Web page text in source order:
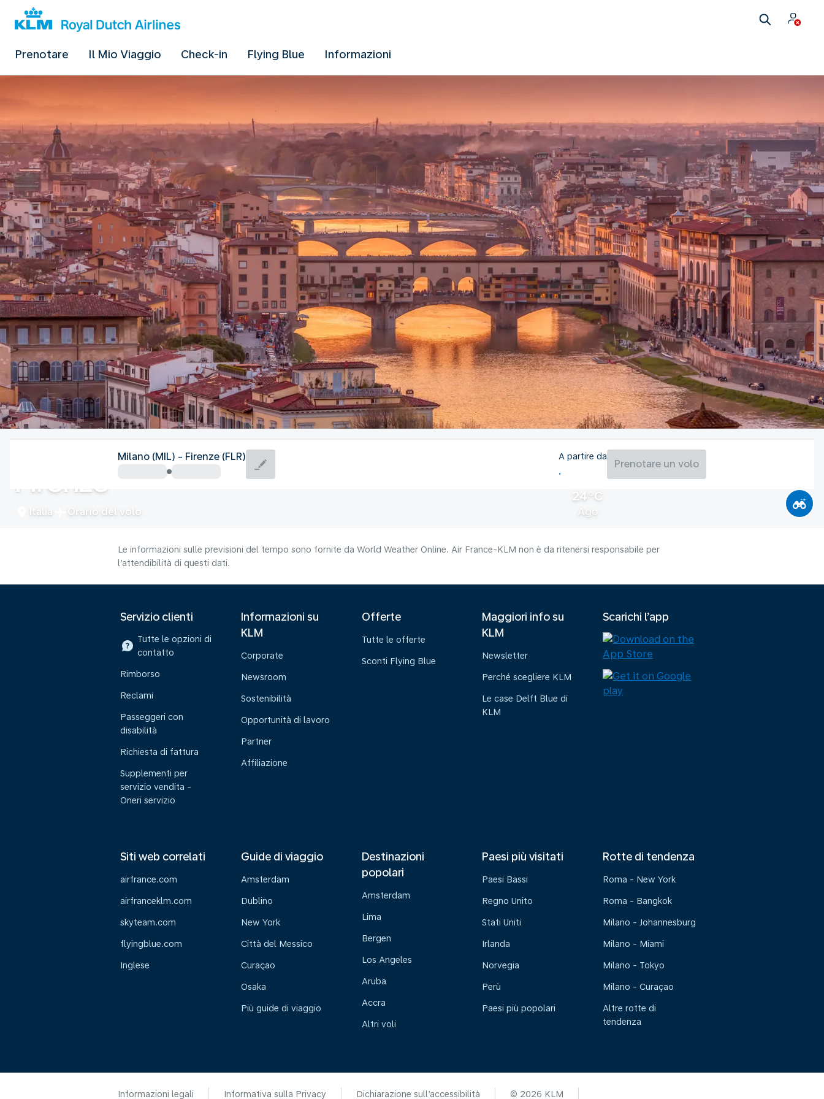
Prenotare Il Mio Viaggio Check-in Flying Blue Informazioni
Firenze
Italia Orario del volo
24°C
Ago
Milano (MIL) - Firenze (FLR) A partire da
Prenotare un volo
Le informazioni sulle previsioni del tempo sono fornite da World Weather Online. Air France-KLM non è da ritenersi responsabile per
l’attendibilità di questi dati.
Servizio clienti
Tutte le opzioni di
contatto
Rimborso
Reclami
Passeggeri con
disabilità
Richiesta di fattura
Supplementi per
servizio vendita -
Oneri servizio
Informazioni su
KLM
Corporate
Newsroom
Sostenibilità
Opportunità di lavoro
Partner
Affiliazione
Offerte
Tutte le offerte
Sconti Flying Blue
Maggiori info su
KLM
Newsletter
Perché scegliere KLM
Le case Delft Blue di
KLM
Scarichi l’app
Siti web correlati
airfrance.com
airfranceklm.com
skyteam.com
flyingblue.com
Inglese
Guide di viaggio
Amsterdam
Dublino
New York
Città del Messico
Curaçao
Osaka
Più guide di viaggio
Destinazioni
popolari
Amsterdam
Lima
Bergen
Los Angeles
Aruba
Accra
Altri voli
Paesi più visitati
Paesi Bassi
Regno Unito
Stati Uniti
Irlanda
Norvegia
Perù
Paesi più popolari
Rotte di tendenza
Roma - New York
Roma - Bangkok
Milano - Johannesburg
Milano - Miami
Milano - Tokyo
Milano - Curaçao
Altre rotte di
tendenza
Informazioni legali Informativa sulla Privacy Dichiarazione sull’accessibilità © 2026 KLM